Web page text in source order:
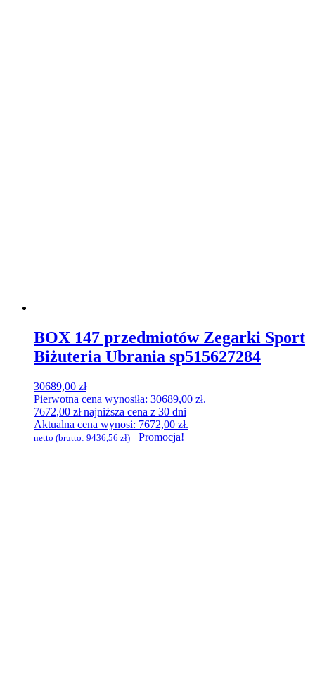
BOX 147 przedmiotów Zegarki Sport
Biżuteria Ubrania sp515627284
30689,00zł
Pierwotna cena wynosiła: 30689,00 zł.
7672,00 złnajniższa cena z 30 dni
Aktualna cena wynosi: 7672,00 zł.
netto (brutto: 9436,56 zł) Promocja!